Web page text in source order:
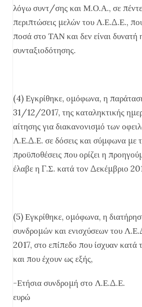
λόγω συντ/σης και Μ.Ο.Α., σε πέντε
περιπτώσεις μελών του Λ.Ε.Δ.Ε.,
ποσά στο ΤΑΝ και δεν είναι
συνταξιοδότησης.
(4) Εγκρίθηκε, ομόφωνα, η
31/12/2017, της καταληκτικής
αίτησης για διακανονισμό των
Λ.Ε.Δ.Ε. σε δόσεις και σύμφωνα με
προϋποθέσεις που ορίζει η
έλαβε η Γ.Σ. κατά τον Δεκέμβριο
(5) Εγκρίθηκε, ομόφωνα, η
συνδρομών και ενισχύσεων του
2017, στο επίπεδο που ίσχυαν
και που έχουν ως εξής,
-Ετήσια συνδρομή στο
ευρώ